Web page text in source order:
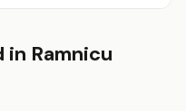
in Ramnicu